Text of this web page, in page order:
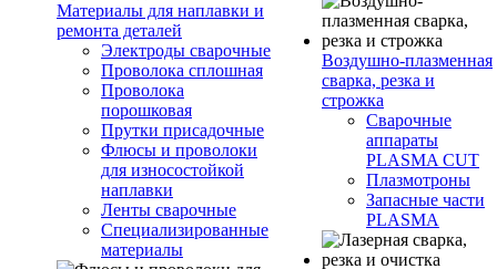
Материалы для наплавки и
ремонта деталей
Электроды сварочные
Проволока сплошная
Проволока
порошковая
Прутки присадочные
Флюсы и проволоки
для износостойкой
наплавки
Ленты сварочные
Специализированные
материалы
Воздушно-плазменная
сварка, резка и
строжка
Сварочные
аппараты
PLASMA CUT
Плазмотроны
Запасные части
PLASMA